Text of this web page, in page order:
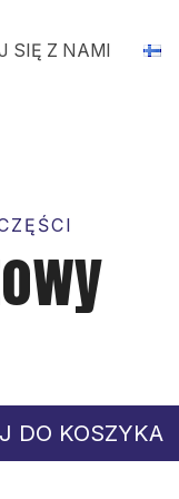
SIĘ Z NAMI
DO KOSZYKA